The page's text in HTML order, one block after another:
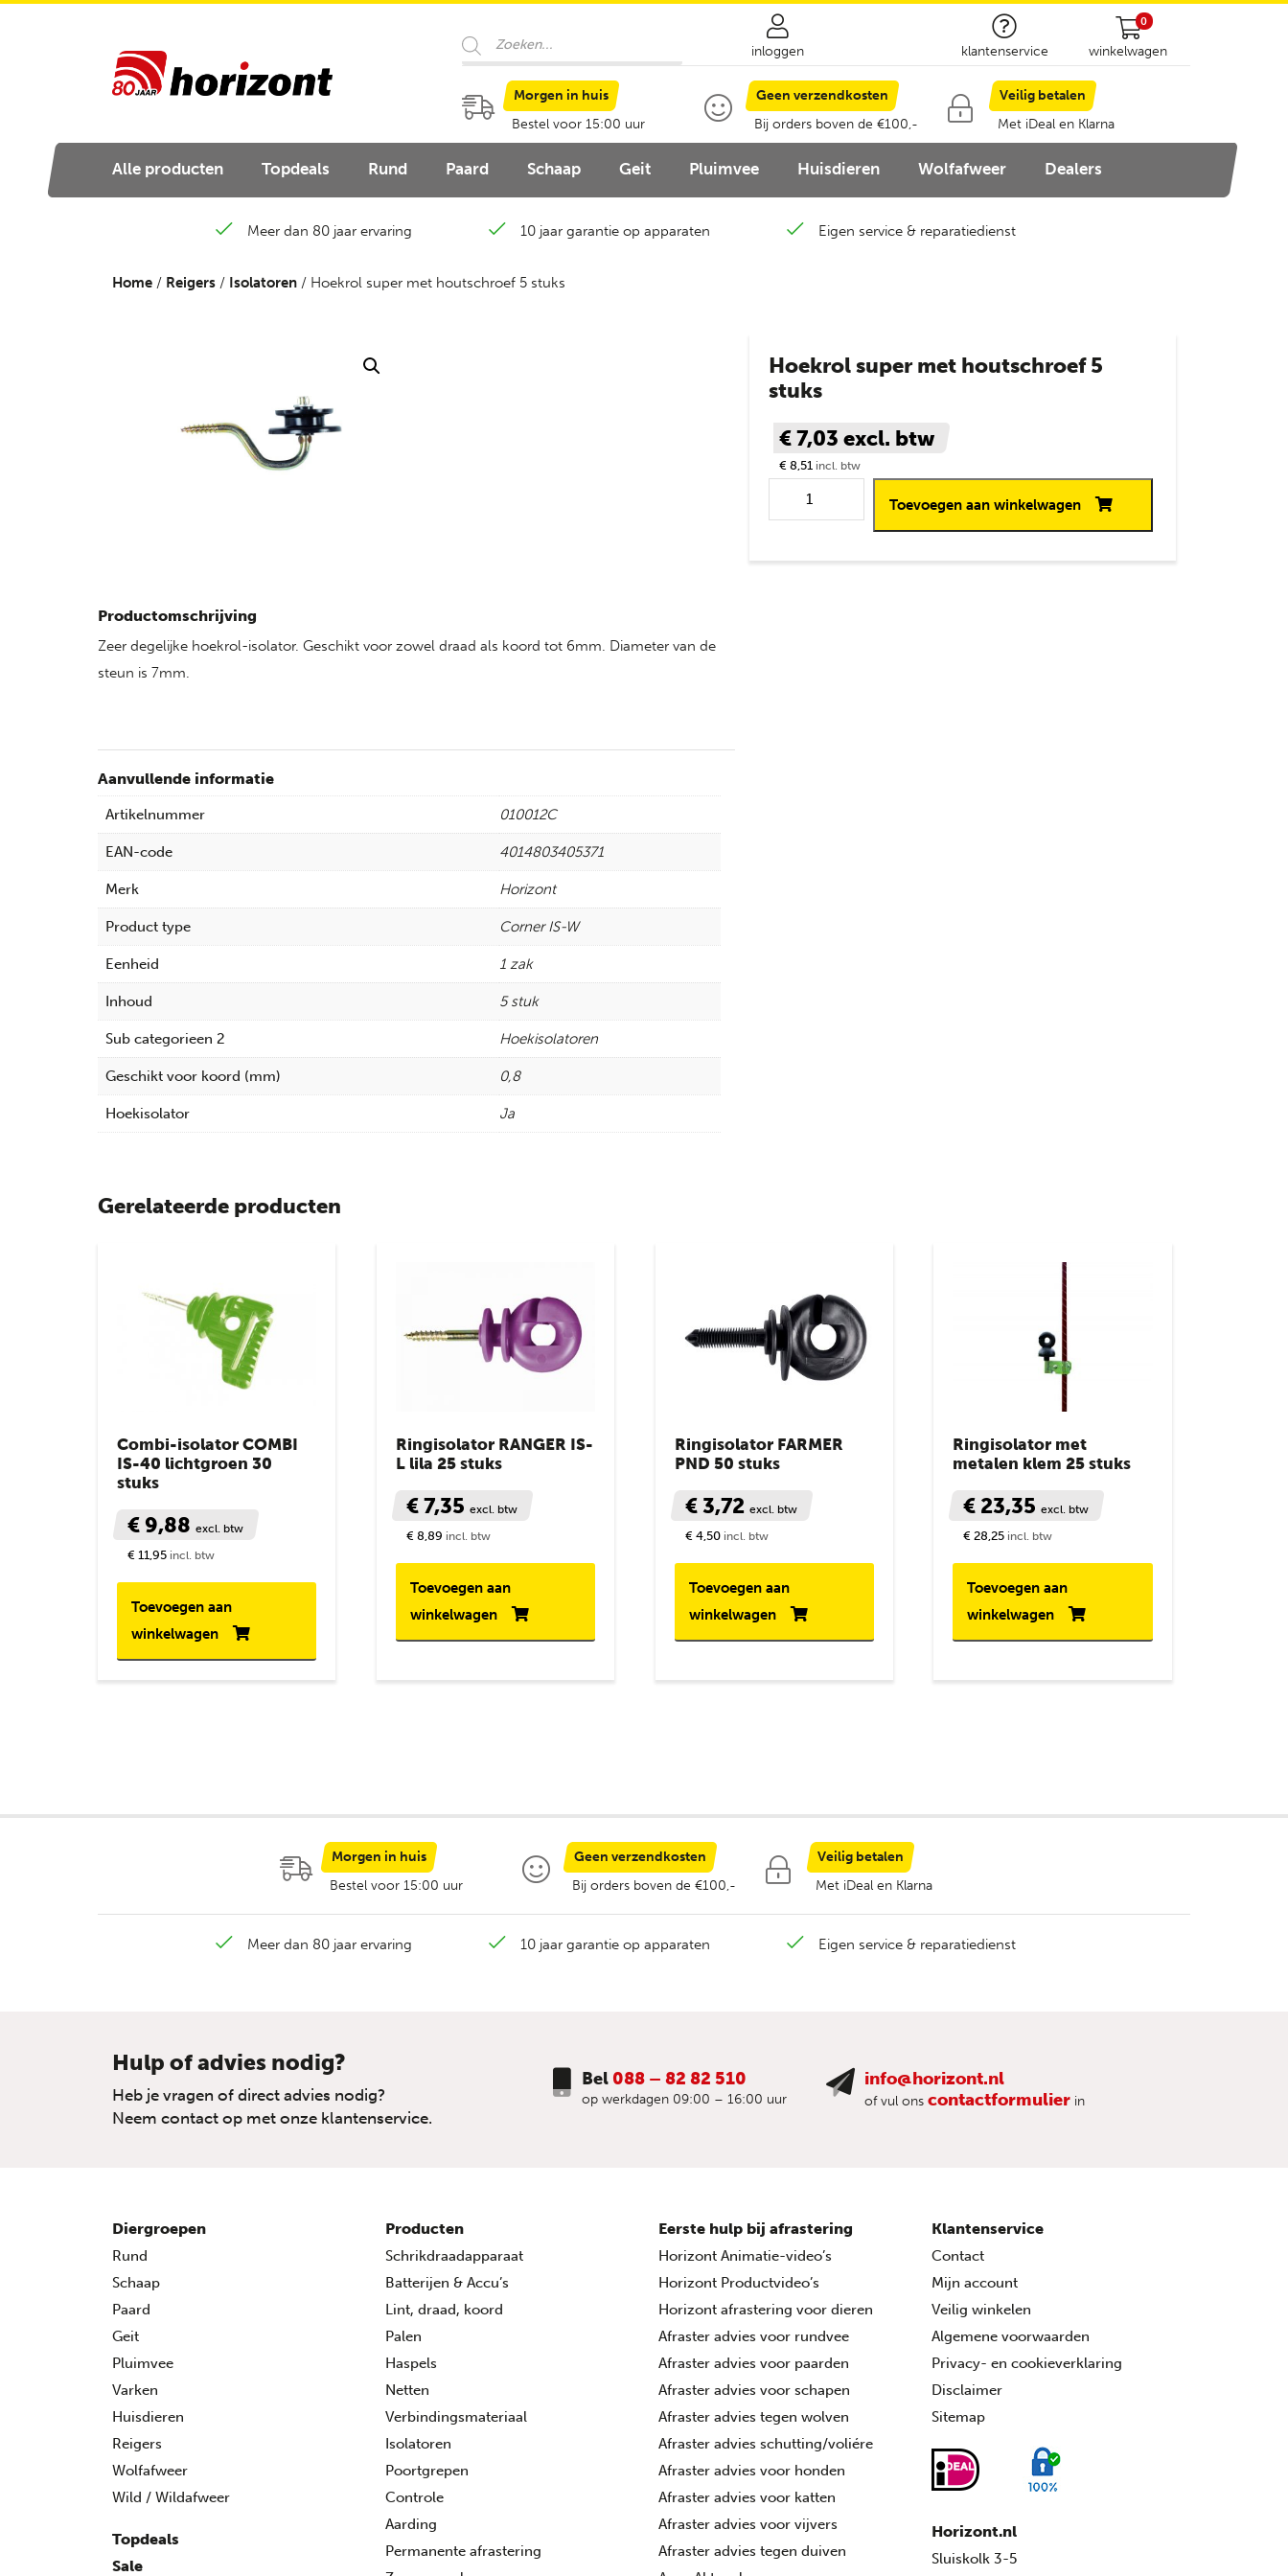
Producten
zoeken
inloggen klantenservice
0
winkelwagen
Morgen in huis
Bestel voor 15:00 uur
Geen verzendkosten
Bij orders boven de €100,-
Veilig betalen
Met iDeal en Klarna
Alle producten Topdeals Rund Paard Schaap Geit Pluimvee Huisdieren Wolfafweer Dealers
Meer dan 80 jaar ervaring 10 jaar garantie op apparaten Eigen service & reparatiedienst
Home / Reigers / Isolatoren / Hoekrol super met houtschroef 5 stuks
Productomschrijving
Zeer degelijke hoekrol-isolator. Geschikt voor zowel draad als koord tot 6mm. Diameter van de
steun is 7mm.
Aanvullende informatie
Artikelnummer 010012C
EAN-code 4014803405371
Merk Horizont
Product type Corner IS-W
Eenheid 1 zak
Inhoud 5 stuk
Sub categorieen 2 Hoekisolatoren
Geschikt voor koord (mm) 0,8
Hoekisolator Ja
Hoekrol super met houtschroef 5
stuks
€ 7,03 excl. btw
€ 8,51 incl. btw
Hoekrol super met
houtschroef 5 stuks aantal
Toevoegen aan winkelwagen
Gerelateerde producten
Combi-isolator COMBI
IS-40 lichtgroen 30
stuks
€ 9,88 excl. btw
€ 11,95 incl. btw
Toevoegen aan
winkelwagen
Ringisolator RANGER IS-
L lila 25 stuks
€ 7,35 excl. btw
€ 8,89 incl. btw
Toevoegen aan
winkelwagen
Ringisolator FARMER
PND 50 stuks
€ 3,72 excl. btw
€ 4,50 incl. btw
Toevoegen aan
winkelwagen
Ringisolator met
metalen klem 25 stuks
€ 23,35excl. btw
€ 28,25 incl. btw
Toevoegen aan
winkelwagen
Morgen in huis
Bestel voor 15:00 uur
Geen verzendkosten
Bij orders boven de €100,-
Veilig betalen
Met iDeal en Klarna
Meer dan 80 jaar ervaring 10 jaar garantie op apparaten Eigen service & reparatiedienst
Hulp of advies nodig?
Heb je vragen of direct advies nodig?
Neem contact op met onze klantenservice.
Bel 088 – 82 82 510
op werkdagen 09:00 – 16:00 uur
info@horizont.nl
of vul ons contactformulier in
Diergroepen
Rund
Schaap
Paard
Geit
Pluimvee
Varken
Huisdieren
Reigers
Wolfafweer
Wild / Wildafweer
Topdeals
Sale
Producten
Schrikdraadapparaat
Batterijen & Accu’s
Lint, draad, koord
Palen
Haspels
Netten
Verbindingsmateriaal
Isolatoren
Poortgrepen
Controle
Aarding
Permanente afrastering
Eerste hulp bij afrastering
Horizont Animatie-video’s
Horizont Productvideo’s
Horizont afrastering voor dieren
Afraster advies voor rundvee
Afraster advies voor paarden
Afraster advies voor schapen
Afraster advies tegen wolven
Afraster advies schutting/voliére
Afraster advies voor honden
Afraster advies voor katten
Afraster advies voor vijvers
Afraster advies tegen duiven
Klantenservice
Contact
Mijn account
Veilig winkelen
Algemene voorwaarden
Privacy- en cookieverklaring
Disclaimer
Sitemap
Horizont.nl
Sluiskolk 3-5